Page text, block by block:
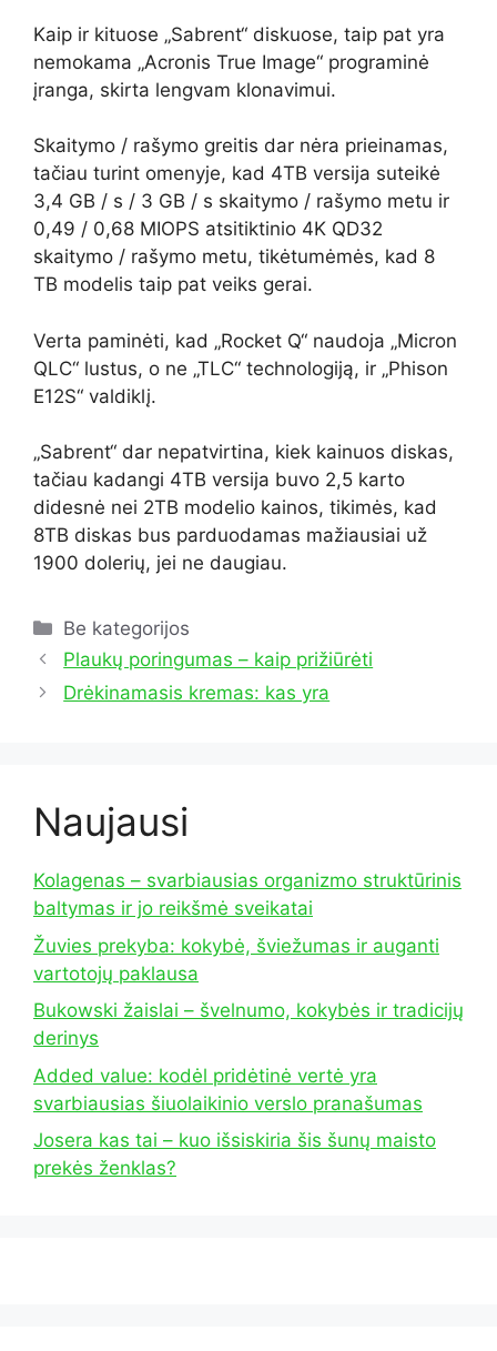
Kaip ir kituose „Sabrent“ diskuose, taip pat yra
nemokama „Acronis True Image“ programinė
įranga, skirta lengvam klonavimui.
Skaitymo / rašymo greitis dar nėra prieinamas,
tačiau turint omenyje, kad 4TB versija suteikė
3,4 GB / s / 3 GB / s skaitymo / rašymo metu ir
0,49 / 0,68 MIOPS atsitiktinio 4K QD32
skaitymo / rašymo metu, tikėtumėmės, kad 8
TB modelis taip pat veiks gerai.
Verta paminėti, kad „Rocket Q“ naudoja „Micron
QLC“ lustus, o ne „TLC“ technologiją, ir „Phison
E12S“ valdiklį.
„Sabrent“ dar nepatvirtina, kiek kainuos diskas,
tačiau kadangi 4TB versija buvo 2,5 karto
didesnė nei 2TB modelio kainos, tikimės, kad
8TB diskas bus parduodamas mažiausiai už
1900 dolerių, jei ne daugiau.
Kategorijos
Be kategorijos
Plaukų poringumas – kaip prižiūrėti
Drėkinamasis kremas: kas yra
Naujausi
Kolagenas – svarbiausias organizmo struktūrinis
baltymas ir jo reikšmė sveikatai
Žuvies prekyba: kokybė, šviežumas ir auganti
vartotojų paklausa
Bukowski žaislai – švelnumo, kokybės ir tradicijų
derinys
Added value: kodėl pridėtinė vertė yra
svarbiausias šiuolaikinio verslo pranašumas
Josera kas tai – kuo išsiskiria šis šunų maisto
prekės ženklas?